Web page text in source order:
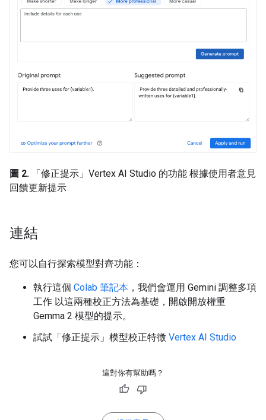
圖 2. 「修正提示」Vertex AI Studio 的功能 根據使用者意見
回饋更新提示
連結
您可以自行探索模型對齊功能：
執行這個 Colab 筆記本 ，我們會運用 Gemini 調整多項
工作 以這兩種校正方法為基礎，開啟開放權重
Gemma 2 模型的提示。
試試「修正提示」模型校正特徵 Vertex AI Studio
這對你有幫助嗎？